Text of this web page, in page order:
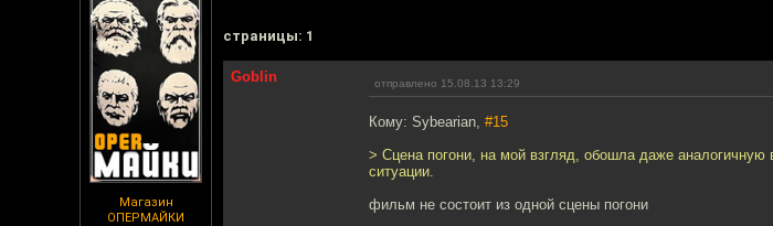
Магазин
ОПЕРМАЙКИ
cтраницы: 1
Goblin отправлено 15.08.13 13:29
Кому: Sybearian, #15
> Сцена погони, на мой взгляд, обошла даже
ситуации.
фильм не состоит из одной сцены погони